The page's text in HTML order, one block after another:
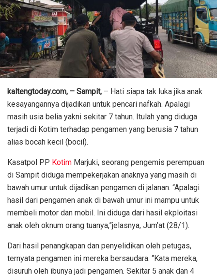
kaltengtoday.com, – Sampit, – Hati siapa tak luka jika anak
kesayangannya dijadikan untuk pencari nafkah. Apalagi
masih usia belia yakni sekitar 7 tahun. Itulah yang diduga
terjadi di Kotim terhadap pengamen yang berusia 7 tahun
alias bocah kecil (bocil).
Kasatpol PP Kotim Marjuki, seorang pengemis perempuan
di Sampit diduga mempekerjakan anaknya yang masih di
bawah umur untuk dijadikan pengamen di jalanan. “Apalagi
hasil dari pengamen anak di bawah umur ini mampu untuk
membeli motor dan mobil. Ini diduga dari hasil ekploitasi
anak oleh oknum orang tuanya,”jelasnya, Jum’at (28/1).
Dari hasil penangkapan dan penyelidikan oleh petugas,
ternyata pengamen ini mereka bersaudara. “Kata mereka,
disuruh oleh ibunya jadi pengamen. Sekitar 5 anak dan 4